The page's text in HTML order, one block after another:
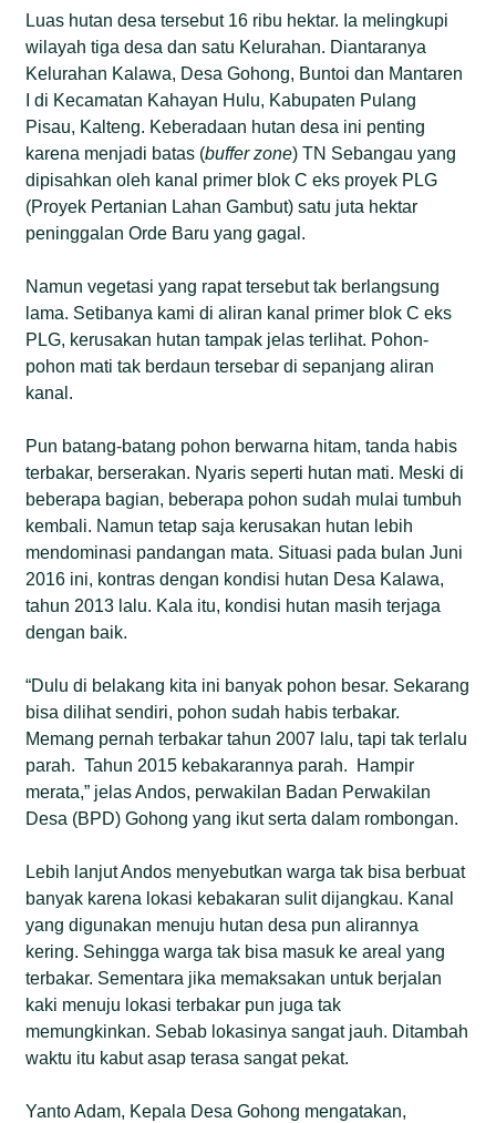
Luas hutan desa tersebut 16 ribu hektar. Ia melingkupi
wilayah tiga desa dan satu Kelurahan. Diantaranya
Kelurahan Kalawa, Desa Gohong, Buntoi dan Mantaren
I di Kecamatan Kahayan Hulu, Kabupaten Pulang
Pisau, Kalteng. Keberadaan hutan desa ini penting
karena menjadi batas (buffer zone) TN Sebangau yang
dipisahkan oleh kanal primer blok C eks proyek PLG
(Proyek Pertanian Lahan Gambut) satu juta hektar
peninggalan Orde Baru yang gagal.
Namun vegetasi yang rapat tersebut tak berlangsung
lama. Setibanya kami di aliran kanal primer blok C eks
PLG, kerusakan hutan tampak jelas terlihat. Pohon-
pohon mati tak berdaun tersebar di sepanjang aliran
kanal.
Pun batang-batang pohon berwarna hitam, tanda habis
terbakar, berserakan. Nyaris seperti hutan mati. Meski di
beberapa bagian, beberapa pohon sudah mulai tumbuh
kembali. Namun tetap saja kerusakan hutan lebih
mendominasi pandangan mata. Situasi pada bulan Juni
2016 ini, kontras dengan kondisi hutan Desa Kalawa,
tahun 2013 lalu. Kala itu, kondisi hutan masih terjaga
dengan baik.
“Dulu di belakang kita ini banyak pohon besar. Sekarang
bisa dilihat sendiri, pohon sudah habis terbakar.
Memang pernah terbakar tahun 2007 lalu, tapi tak terlalu
parah. Tahun 2015 kebakarannya parah.
Hampir
merata,” jelas Andos, perwakilan Badan Perwakilan
Desa (BPD) Gohong yang ikut serta dalam rombongan.
Lebih lanjut Andos menyebutkan warga tak bisa berbuat
banyak karena lokasi kebakaran sulit dijangkau. Kanal
yang digunakan menuju hutan desa pun alirannya
kering. Sehingga warga tak bisa masuk ke areal yang
terbakar. Sementara jika memaksakan untuk berjalan
kaki menuju lokasi terbakar pun juga tak
memungkinkan. Sebab lokasinya sangat jauh. Ditambah
waktu itu kabut asap terasa sangat pekat.
Yanto Adam, Kepala Desa Gohong mengatakan,